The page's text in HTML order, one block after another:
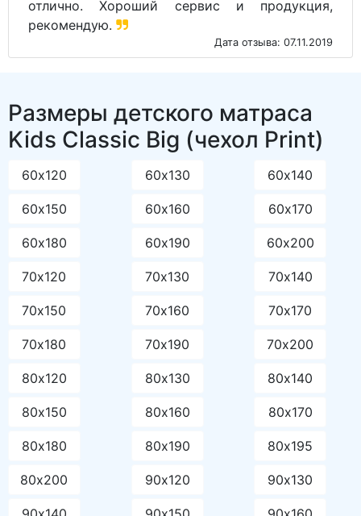
отлично. Хороший сервис и продукция,
рекомендую.
Дата отзыва: 07.11.2019
Размеры детского матраса
Kids Classic Big (чехол Print)
60х120 60х130 60х140
60х150 60х160 60х170
60х180 60х190 60х200
70х120 70х130 70х140
70х150 70х160 70х170
70х180 70х190 70х200
80х120 80х130 80х140
80х150 80х160 80х170
80х180 80х190 80х195
80х200 90х120 90х130